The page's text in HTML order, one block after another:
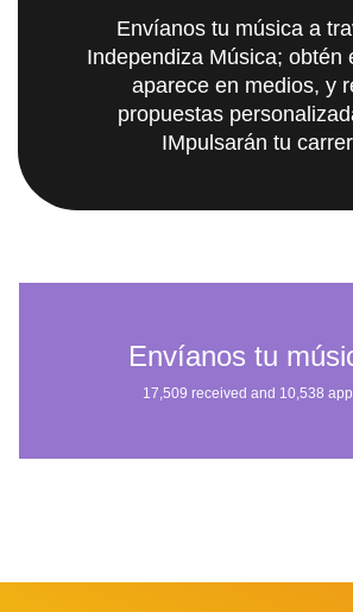
Envíanos tu música a
Independiza Música; obtén
aparece en medios, y
propuestas
IMpulsarán tu